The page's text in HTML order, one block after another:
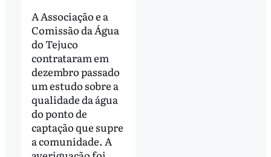
A Associação e a
Comissão da Água
do Tejuco
contrataram em
dezembro passado
um estudo sobre a
qualidade da água
do ponto de
captação que supre
a comunidade. A